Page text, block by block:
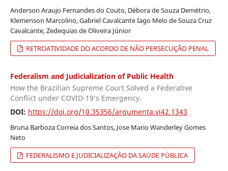
Anderson Araujo Fernandes do Couto, Débora de Souza Demétrio,
Klemenson Marcolino, Gabriel Cavalcante Iago Melo de Souza Cruz
Cavalcante, Zedequias de Oliveira Júnior
RETROATIVIDADE DO ACORDO DE NÃO PERSECUÇÃO PENAL
Federalism and Judicialization of Public Health
How the Brazilian Supreme Court Solved a Federative
Conflict under COVID-19’s Emergency.
DOI: https://doi.org/10.35356/argumenta.vi42.1343
Bruna Barboza Correia dos Santos, Jose Mario Wanderley Gomes
Neto
FEDERALISMO E JUDICIALIZAÇÃO DA SAÚDE PÚBLICA